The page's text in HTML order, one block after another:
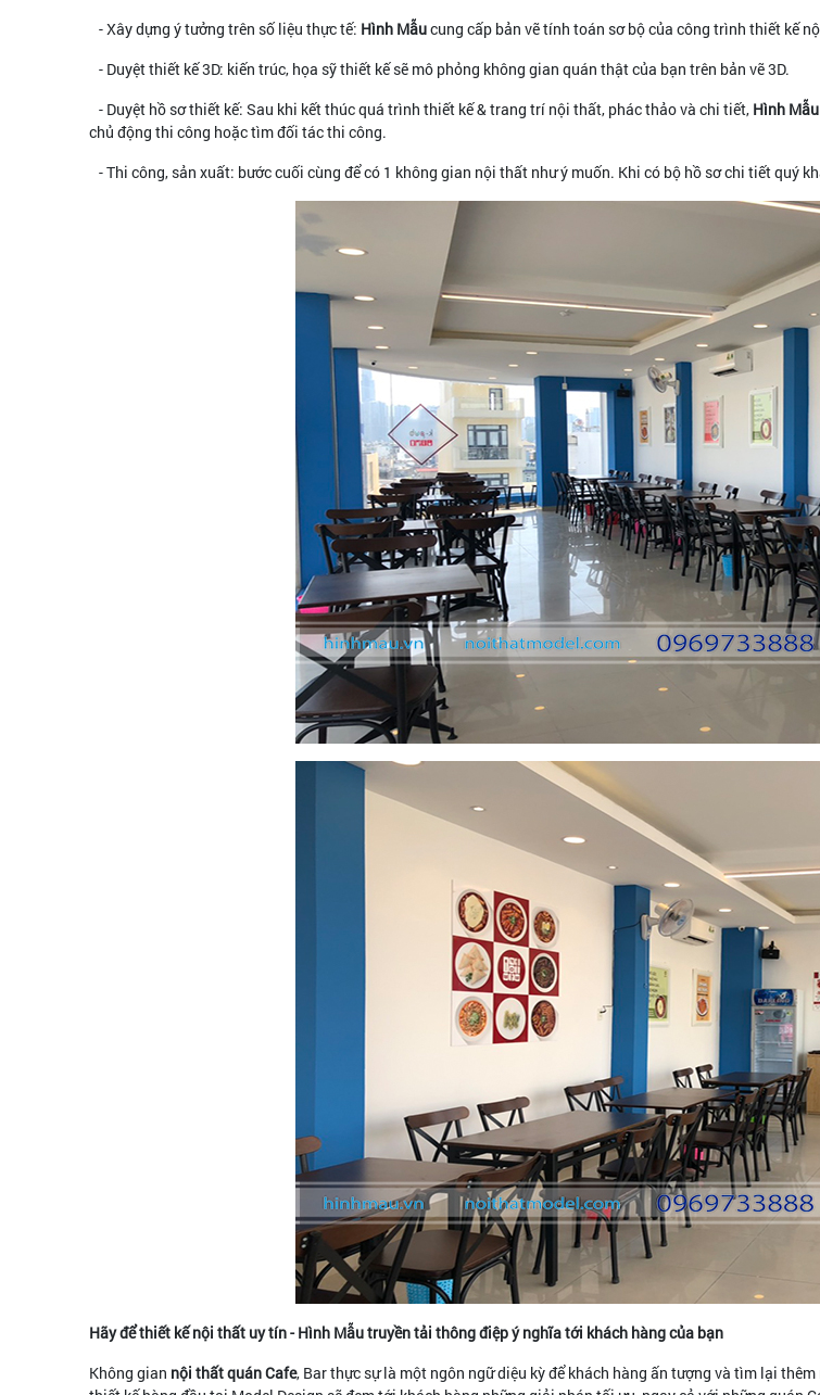
- Xây dựng ý tưởng trên số liệu thực tế: Hình Mẫucung cấp bản vẽ tính toán sơ bộ của công trình thiết kế
- Duyệt thiết kế 3D: kiến trúc, họa sỹ thiết kế sẽ mô phỏng không gian quán thật của bạn trên bản vẽ 3D.
- Duyệt hồ sơ thiết kế: Sau khi kết thúc quá trình thiết kế & trang trí nội thất, phác thảo và chi tiết, Hình Mẫu
chủ động thi công hoặc tìm đối tác thi công.
- Thi công, sản xuất: bước cuối cùng để có 1 không gian nội thất như ý muốn. Khi có bộ hồ sơ chi tiết quý
Hãy để thiết kế nội thất uy tín - Hình Mẫu truyền tải thông điệp ý nghĩa tới khách hàng của bạn
Không gian nội thất quán Cafe, Bar thực sự là một ngôn ngữ diệu kỳ để khách hàng ấn tượng và tìm lại